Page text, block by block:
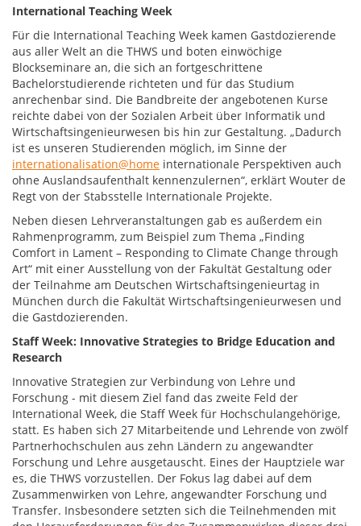
International Teaching Week
Für die International Teaching Week kamen Gastdozierende
aus aller Welt an die THWS und boten einwöchige
Blockseminare an, die sich an fortgeschrittene
Bachelorstudierende richteten und für das Studium
anrechenbar sind. Die Bandbreite der angebotenen Kurse
reichte dabei von der Sozialen Arbeit über Informatik und
Wirtschaftsingenieurwesen bis hin zur Gestaltung. „Dadurch
ist es unseren Studierenden möglich, im Sinne der
internationalisation@home internationale Perspektiven auch
ohne Auslandsaufenthalt kennenzulernen“, erklärt Wouter de
Regt von der Stabsstelle Internationale Projekte.
Neben diesen Lehrveranstaltungen gab es außerdem ein
Rahmenprogramm, zum Beispiel zum Thema „Finding
Comfort in Lament – Responding to Climate Change through
Art“ mit einer Ausstellung von der Fakultät Gestaltung oder
der Teilnahme am Deutschen Wirtschaftsingenieurtag in
München durch die Fakultät Wirtschaftsingenieurwesen und
die Gastdozierenden.
Staff Week: Innovative Strategies to Bridge Education and
Research
Innovative Strategien zur Verbindung von Lehre und
Forschung - mit diesem Ziel fand das zweite Feld der
International Week, die Staff Week für Hochschulangehörige,
statt. Es haben sich 27 Mitarbeitende und Lehrende von zwölf
Partnerhochschulen aus zehn Ländern zu angewandter
Forschung und Lehre ausgetauscht. Eines der Hauptziele war
es, die THWS vorzustellen. Der Fokus lag dabei auf dem
Zusammenwirken von Lehre, angewandter Forschung und
Transfer. Insbesondere setzten sich die Teilnehmenden mit